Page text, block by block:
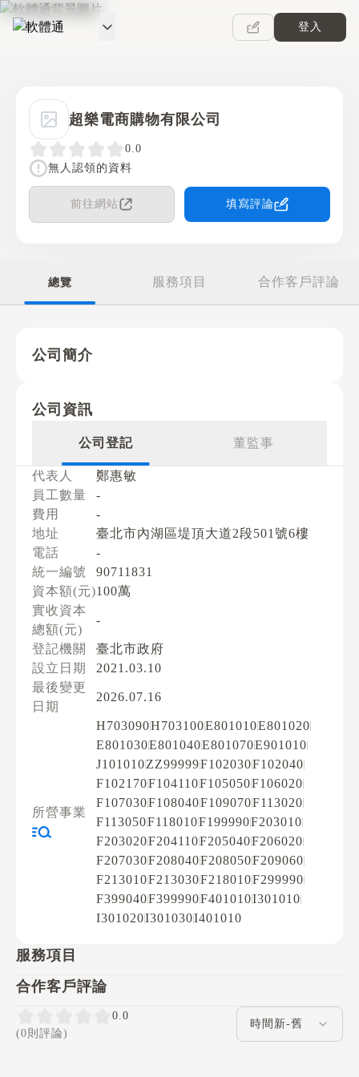
軟體通
登入
超樂電商購物有限公司
0.0
無人認領的資料
前往網站 填寫評論
總覽 服務項目 合作客戶評論
公司簡介
公司資訊
公司登記 董監事
代表人
鄭惠敏
員工數量
-
費用
-
地址
臺北市內湖區堤頂大道2段501號6樓
電話
-
統一編號
90711831
資本額(元)100萬
實收資本
總額(元)
-
登記機關
臺北市政府
設立日期
2021.03.10
最後變更
日期
2026.07.16
所營事業
H703090H703100E801010E801020
E801030E801040E801070E901010
J101010ZZ99999F102030F102040
F102170F104110F105050F106020
F107030F108040F109070F113020
F113050F118010F199990F203010
F203020F204110F205040F206020
F207030F208040F208050F209060
F213010F213030F218010F299990
F399040F399990F401010I301010
I301020I301030I401010
服務項目
合作客戶評論
0.0
(0則評論)
評論排序